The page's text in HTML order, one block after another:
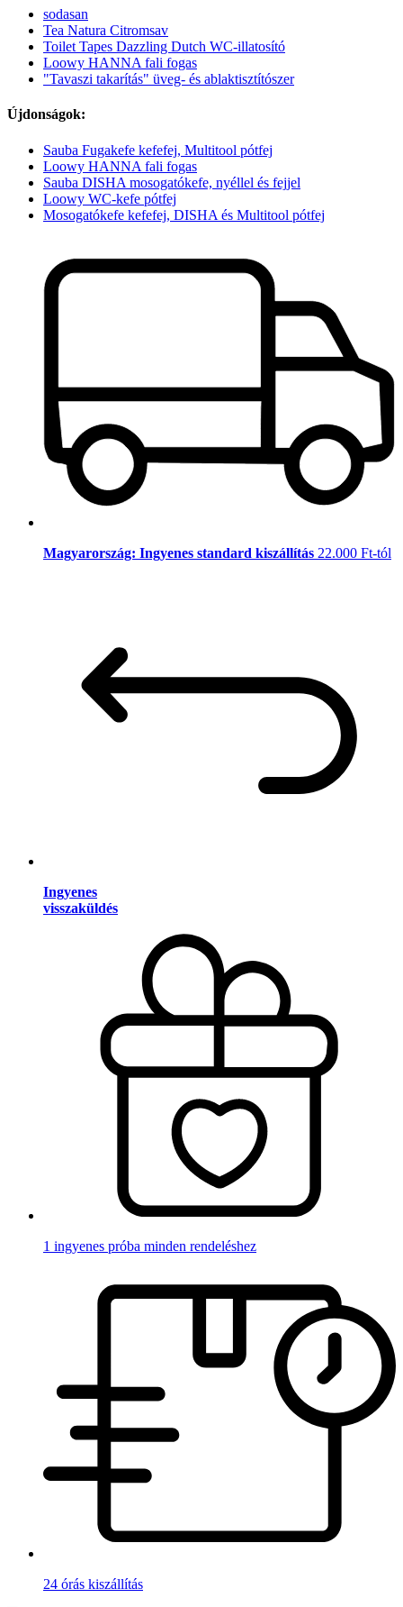
sodasan
Tea Natura Citromsav
Toilet Tapes Dazzling Dutch WC-illatosító
Loowy HANNA fali fogas
"Tavaszi takarítás" üveg- és ablaktisztítószer
Újdonságok:
Sauba Fugakefe kefefej, Multitool pótfej
Loowy HANNA fali fogas
Sauba DISHA mosogatókefe, nyéllel és fejjel
Loowy WC-kefe pótfej
Mosogatókefe kefefej, DISHA és Multitool pótfej
Magyarország: Ingyenes standard kiszállítás 22.000 Ft-tól
Ingyenes
visszaküldés
1 ingyenes próba minden rendeléshez
24 órás kiszállítás